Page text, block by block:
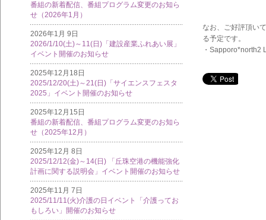
番組の新着配信、番組プログラム変更のお知ら
せ（2026年1月）
2026年1月 9日
2026/1/10(土)～11(日)「建設産業ふれあい展」
イベント開催のお知らせ
2025年12月18日
2025/12/20(土)～21(日)「サイエンスフェスタ
2025」イベント開催のお知らせ
2025年12月15日
番組の新着配信、番組プログラム変更のお知ら
せ（2025年12月）
2025年12月 8日
2025/12/12(金)～14(日) 「丘珠空港の機能強化
計画に関する説明会」イベント開催のお知らせ
2025年11月 7日
2025/11/11(火)介護の日イベント「介護ってお
もしろい」開催のお知らせ
なお、ご好評頂い
る予定です。
・Sapporo*north2